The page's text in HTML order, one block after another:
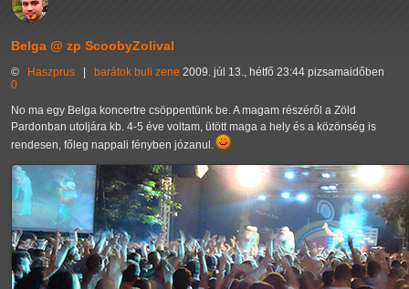
Belga @ zp ScoobyZolival
© Haszprus barátok buli zene 2009. júl 13., hétfő 23:44 pizsamaidőben
0
No ma egy Belga koncertre csöppentünk be. A magam részéről a Zöld
Pardonban utoljára kb. 4-5 éve voltam, ütött maga a hely és a közönség is
rendesen, főleg nappali fényben józanul.